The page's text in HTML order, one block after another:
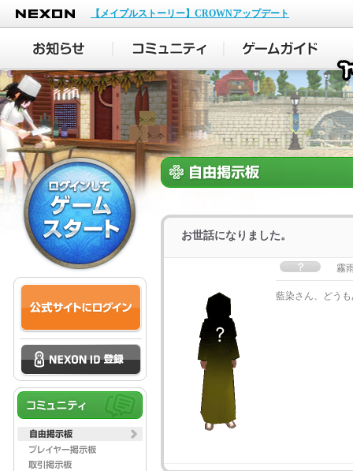
NEXON
【メイプルストーリー】CROWNアップデート
お世話になりました。
霧
藍染さん、どう